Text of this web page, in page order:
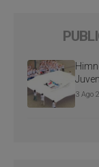
3 Ago